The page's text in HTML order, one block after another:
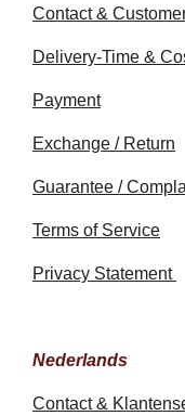
Contact &
Delivery-Time &
Payment
Exchange / Return
Guarantee /
Terms of Service
Privacy Statement
Nederlands
Contact &